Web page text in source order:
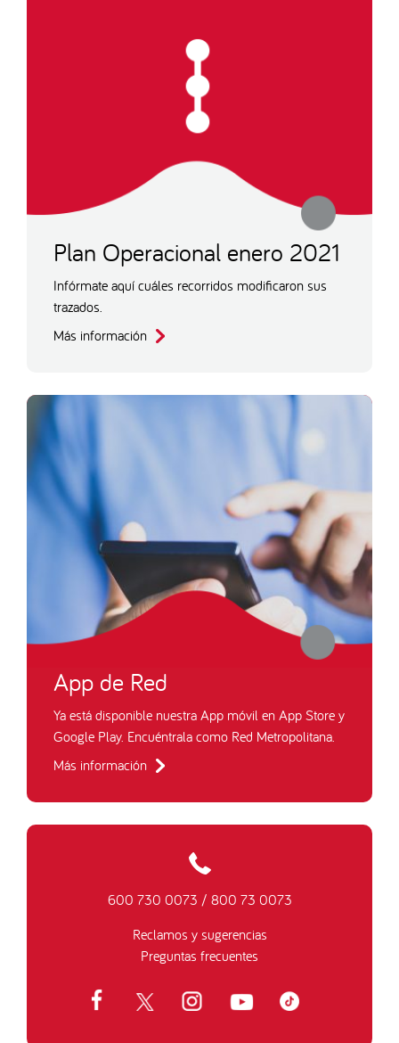
Plan Operacional enero 2021
Infórmate aquí cuáles recorridos modificaron sus
trazados.
Más información
App de Red
Ya está disponible nuestra App móvil en App Store y
Google Play. Encuéntrala como Red Metropolitana.
Más información
600 730 0073 / 800 73 0073
Reclamos y sugerencias
Preguntas frecuentes